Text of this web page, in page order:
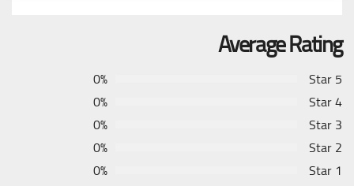
Average Rating
5 Star
0%
4 Star
0%
3 Star
0%
2 Star
0%
1 Star
0%